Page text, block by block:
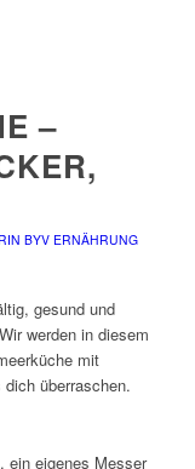
–
BYV ERNÄHRUNG
gesund und
werden in diesem
mit
überraschen.
ein eigenes Messer